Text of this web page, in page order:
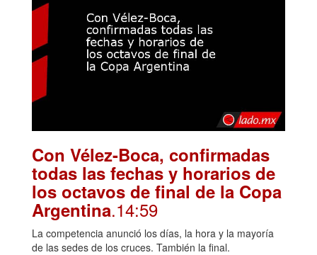
Con Vélez-Boca, confirmadas
todas las fechas y horarios de
los octavos de final de la Copa
Argentina.14:59
La competencia anunció los días, la hora y la mayoría
de las sedes de los cruces. También la final.